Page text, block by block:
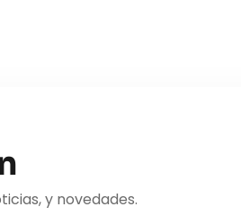
y novedades.